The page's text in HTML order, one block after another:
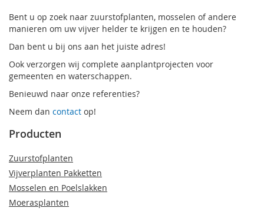
Bent u op zoek naar zuurstofplanten, mosselen of andere
manieren om uw vijver helder te krijgen en te houden?
Dan bent u bij ons aan het juiste adres!
Ook verzorgen wij complete aanplantprojecten voor
gemeenten en waterschappen.
Benieuwd naar onze referenties?
Neem dan contact op!
Producten
Zuurstofplanten
Vijverplanten Pakketten
Mosselen en Poelslakken
Moerasplanten